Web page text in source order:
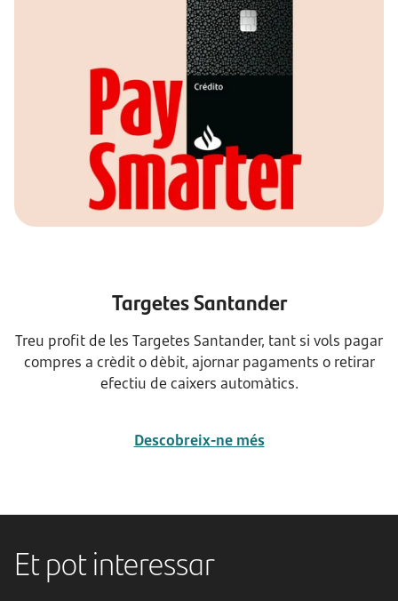
Targetes Santander
Treu profit de les Targetes Santander, tant si vols pagar
compres a crèdit o dèbit, ajornar pagaments o retirar
efectiu de caixers automàtics.
Descobreix-ne més
Et pot interessar